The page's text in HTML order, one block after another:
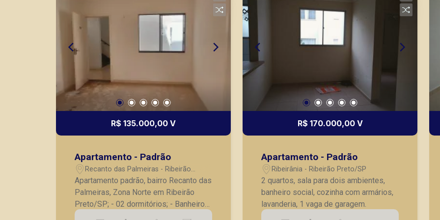
R$ 135.000,00 V
Apartamento - Padrão
Recanto das Palmeiras - Ribeirão
Preto/SP
Apartamento padrão, bairro Recanto das
Palmeiras, Zona Norte em Ribeirão
Preto/SP; - 02 dormitórios; - Banheiro
social; - Sala para 02 ambientes; -
R$ 170.000,00 V
Apartamento - Padrão
Ribeirânia - Ribeirão Preto/SP
2 quartos, sala para dois ambientes,
banheiro social, cozinha com armários,
lavanderia, 1 vaga de garagem.